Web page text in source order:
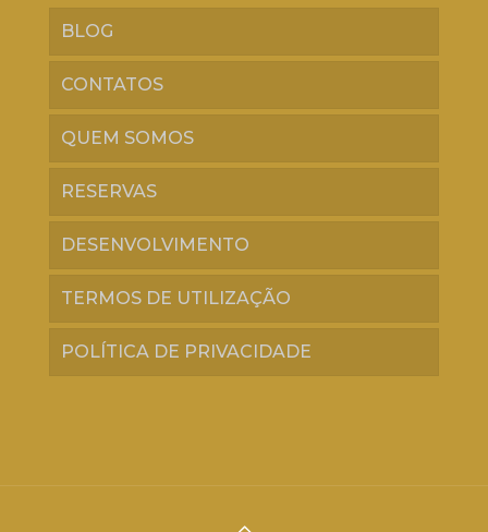
BLOG
CONTATOS
QUEM SOMOS
RESERVAS
DESENVOLVIMENTO
TERMOS DE UTILIZAÇÃO
POLÍTICA DE PRIVACIDADE